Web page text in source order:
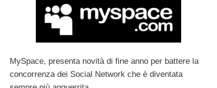
MySpace, presenta novità di fine anno per battere la
concorrenza dei Social Network che è diventata